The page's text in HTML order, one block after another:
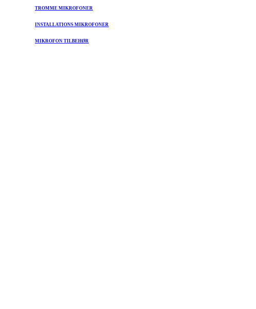
TROMME MIKROFONER
INSTALLATIONS MIKROFONER
MIKROFON TILBEHØR